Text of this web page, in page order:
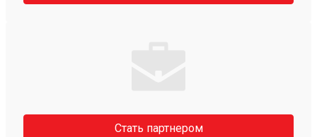
Стать партнером